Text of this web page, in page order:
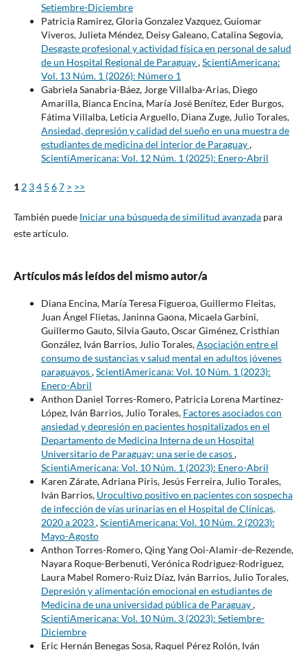
Setiembre-Diciembre
Patricia Ramirez, Gloria Gonzalez Vazquez, Guiomar
Viveros, Julieta Méndez, Deisy Galeano, Catalina Segovia,
Desgaste profesional y actividad física en personal de salud
de un Hospital Regional de Paraguay,ScientiAmericana:
Vol. 13 Núm. 1 (2026): Número 1
Gabriela Sanabria-Báez, Jorge Villalba-Arias, Diego
Amarilla, Bianca Encina, María José Benítez, Eder Burgos,
Fátima Villalba, Leticia Arguello, Diana Zuge, Julio Torales,
Ansiedad, depresión y calidad del sueño en una muestra de
estudiantes de medicina del interior de Paraguay,
ScientiAmericana: Vol. 12 Núm. 1 (2025): Enero-Abril
1 2 34 5 67 > >>
También puede Iniciar una búsqueda de similitud avanzadapara
este artículo.
Artículos más leídos del mismo autor/a
Diana Encina, María Teresa Figueroa, Guillermo Fleitas,
Juan Ángel Flietas, Janinna Gaona, Micaela Garbini,
Guillermo Gauto, Silvia Gauto, Oscar Giménez, Cristhian
González, Iván Barrios, Julio Torales,Asociación entre el
consumo de sustancias y salud mental en adultos jóvenes
paraguayos,ScientiAmericana: Vol. 10 Núm. 1 (2023):
Enero-Abril
Anthon Daniel Torres-Romero, Patricia Lorena Martínez-
López, Iván Barrios, Julio Torales, Factores asociados con
ansiedad y depresión en pacientes hospitalizados en el
Departamento de Medicina Interna de un Hospital
Universitario de Paraguay: una serie de casos,
ScientiAmericana: Vol. 10 Núm. 1 (2023): Enero-Abril
Karen Zárate, Adriana Piris, Jesús Ferreira, Julio Torales,
Iván Barrios, Urocultivo positivo en pacientes con sospecha
de infección de vías urinarias en el Hospital de Clínicas,
2020 a 2023,ScientiAmericana: Vol. 10 Núm. 2 (2023):
Mayo-Agosto
Anthon Torres-Romero, Qing Yang Ooi-Alamir-de-Rezende,
Nayara Roque-Berbenuti, Verónica Rodriguez-Rodriguez,
Laura Mabel Romero-Ruiz Díaz, Iván Barrios, Julio Torales,
Depresión y alimentación emocional en estudiantes de
Medicina de una universidad pública de Paraguay,
ScientiAmericana: Vol. 10 Núm. 3 (2023): Setiembre-
Diciembre
Eric Hernán Benegas Sosa, Raquel Pérez Rolón, Iván